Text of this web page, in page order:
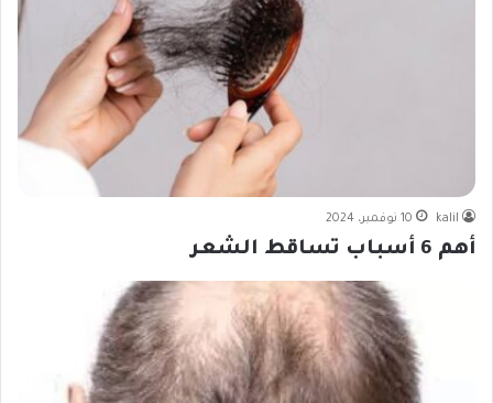
kalil 10 نوفمبر، 2024
أهم 6 أسباب تساقط الشعر